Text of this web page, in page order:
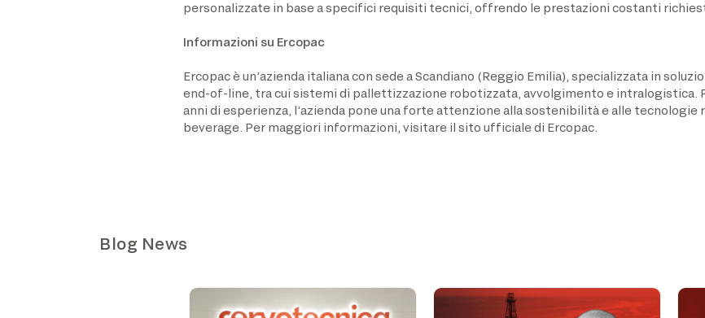
personalizzate in base a specifici requisiti tecnici, offrendo le prestazioni costanti
Informazioni su Ercopac
Ercopac è un’azienda italiana con sede a Scandiano (Reggio Emilia), specializzata in
end-of-line, tra cui sistemi di pallettizzazione robotizzata, avvolgimento e intralogistica.
anni di esperienza, l’azienda pone una forte attenzione alla sostenibilità e alle
beverage. Per maggiori informazioni, visitare il sito ufficiale di Ercopac.
Blog News